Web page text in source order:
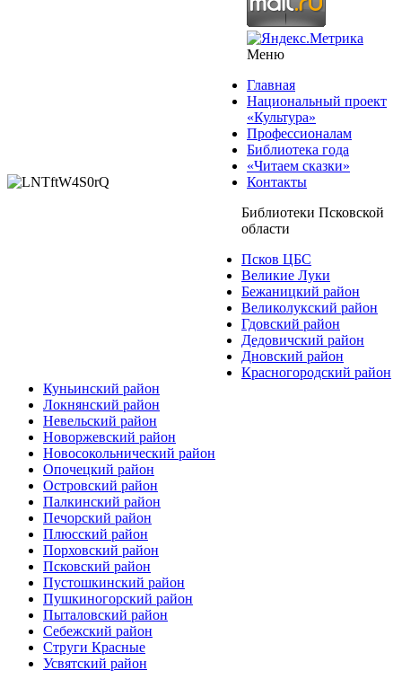
Меню
Главная
Национальный проект
«Культура»
Профессионалам
Библиотека года
«Читаем сказки»
Контакты
Библиотеки Псковской
области
Псков ЦБС
Великие Луки
Бежаницкий район
Великолукский район
Гдовский район
Дедовичский район
Дновский район
Красногородский район
Куньинский район
Локнянский район
Невельский район
Новоржевский район
Новосокольнический район
Опочецкий район
Островский район
Палкинский район
Печорский район
Плюсский район
Порховский район
Псковский район
Пустошкинский район
Пушкиногорский район
Пыталовский район
Себежский район
Струги Красные
Усвятский район